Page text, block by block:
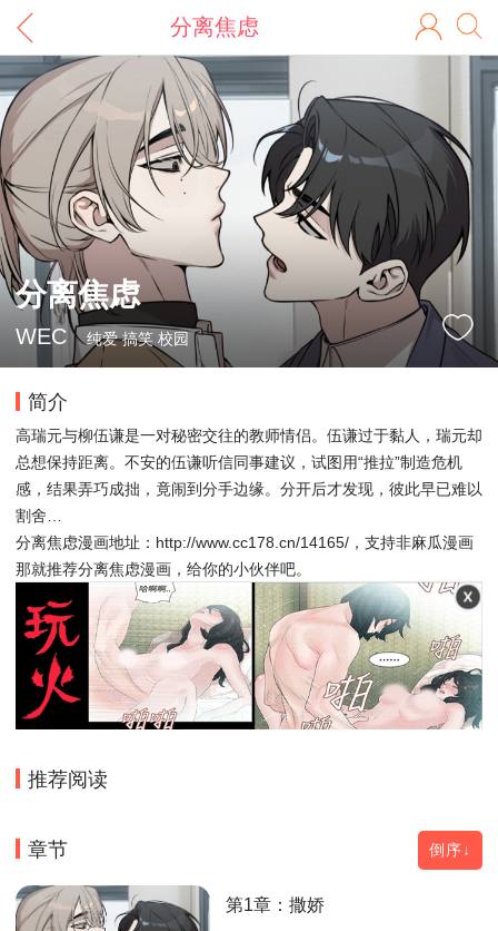
分离焦虑
分离焦虑
WEC 纯爱 搞笑 校园
简介
高瑞元与柳伍谦是一对秘密交往的教师情侣。伍谦过于黏人，瑞元却
总想保持距离。不安的伍谦听信同事建议，试图用“推拉”制造危机
感，结果弄巧成拙，竟闹到分手边缘。分开后才发现，彼此早已难以
割舍…
分离焦虑漫画地址：http://www.cc178.cn/14165/，支持非麻瓜漫画
那就推荐分离焦虑漫画，给你的小伙伴吧。
推荐阅读
章节 倒序↓
第1章：撒娇